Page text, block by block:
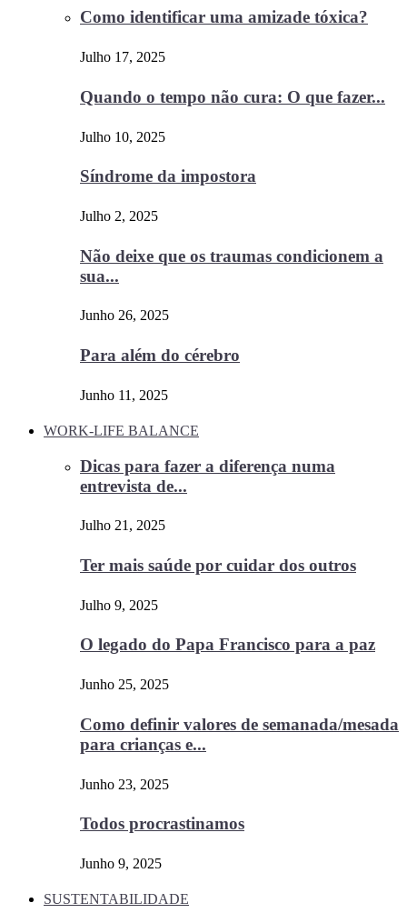
Como identificar uma amizade tóxica?
Julho 17, 2025
Quando o tempo não cura: O que fazer...
Julho 10, 2025
Síndrome da impostora
Julho 2, 2025
Não deixe que os traumas condicionem a
sua...
Junho 26, 2025
Para além do cérebro
Junho 11, 2025
WORK-LIFE BALANCE
Dicas para fazer a diferença numa
entrevista de...
Julho 21, 2025
Ter mais saúde por cuidar dos outros
Julho 9, 2025
O legado do Papa Francisco para a paz
Junho 25, 2025
Como definir valores de semanada/mesada
para crianças e...
Junho 23, 2025
Todos procrastinamos
Junho 9, 2025
SUSTENTABILIDADE